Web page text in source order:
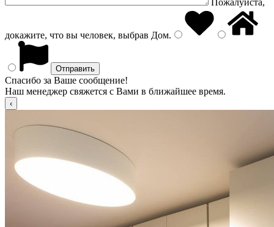
Пожалуйста,
докажите, что вы человек, выбрав Дом.
Спасибо за Ваше сообщение!
Наш менеджер свяжется с Вами в ближайшее время.